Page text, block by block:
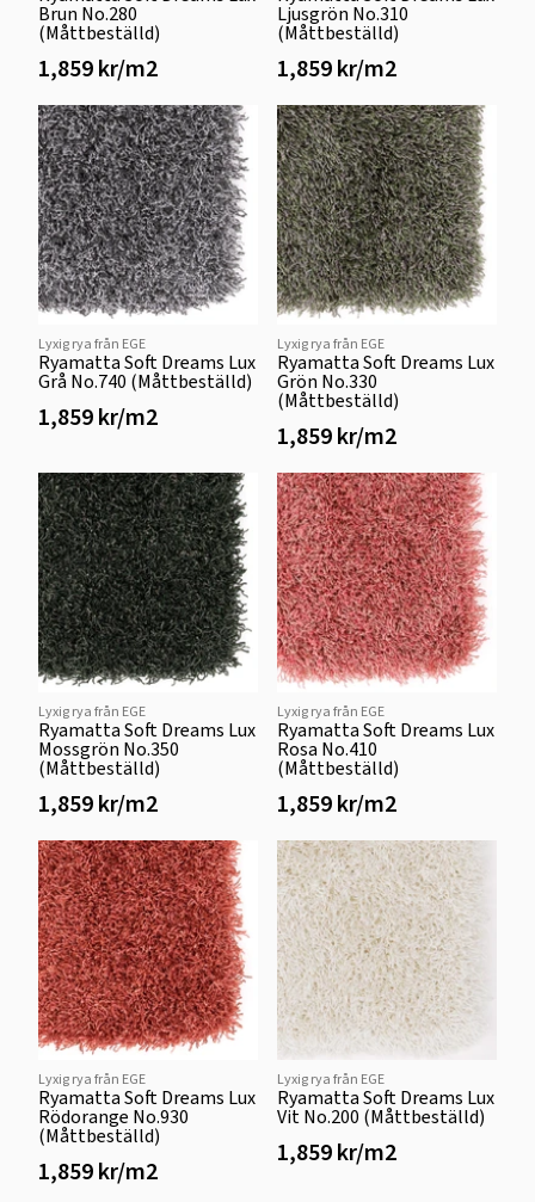
Brun No.280
(Måttbeställd)
1,859 kr/m2
Ljusgrön No.310
(Måttbeställd)
1,859 kr/m2
Lyxig rya från EGE
Ryamatta Soft Dreams Lux
Grå No.740 (Måttbeställd)
1,859 kr/m2
Lyxig rya från EGE
Ryamatta Soft Dreams Lux
Grön No.330
(Måttbeställd)
1,859 kr/m2
Lyxig rya från EGE
Ryamatta Soft Dreams Lux
Mossgrön No.350
(Måttbeställd)
1,859 kr/m2
Lyxig rya från EGE
Ryamatta Soft Dreams Lux
Rosa No.410
(Måttbeställd)
1,859 kr/m2
Lyxig rya från EGE
Ryamatta Soft Dreams Lux
Rödorange No.930
(Måttbeställd)
1,859 kr/m2
Lyxig rya från EGE
Ryamatta Soft Dreams Lux
Vit No.200 (Måttbeställd)
1,859 kr/m2